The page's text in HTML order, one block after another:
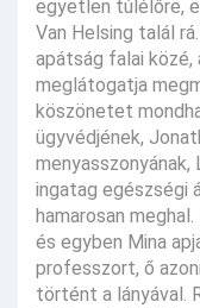
egyetlen túlélőre,
Van Helsing talál
apátság falai
meglátogatja
köszönetet
ügyvédjének,
menyasszonyának,
ingatag egészségi
hamarosan
és egyben Mina
professzort, ő
történt a lányával.